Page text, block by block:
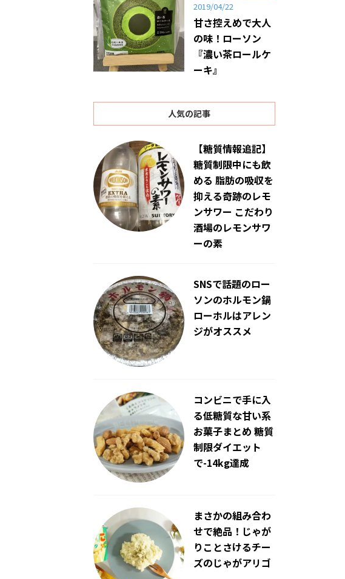
2019/04/22
甘さ控えめで大人
の味！ローソン
『濃い茶ロールケ
ーキ』
人気の記事
【糖質情報追記】
糖質制限中にも飲
める 脂肪の吸収を
抑える奇跡のレモ
ンサワー こだわり
酒場のレモンサワ
ーの素
SNSで話題のロー
ソンのホルモン鍋
ローホルはアレン
ジがオススメ
コンビニで手に入
る低糖質な甘い系
お菓子まとめ 糖質
制限ダイエット
で-14kg達成
まさかの組み合わ
せで絶品！じゃが
りことさけるチー
ズのじゃがアリゴ